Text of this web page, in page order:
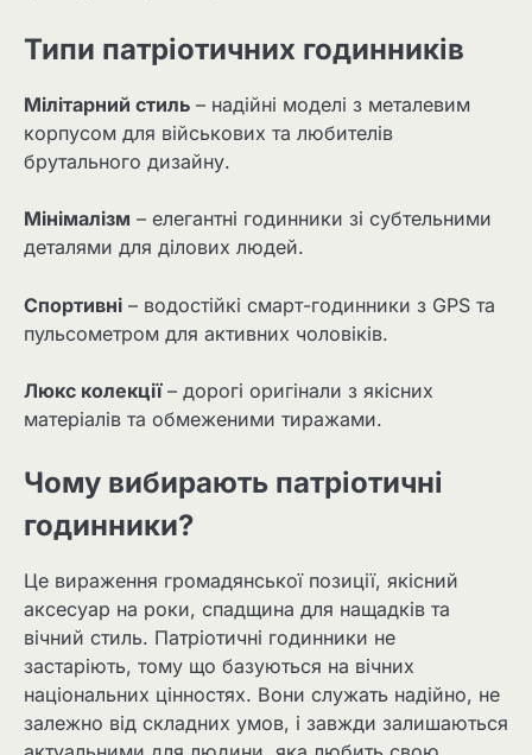
Типи патріотичних годинників
Мілітарний стиль – надійні моделі з металевим
корпусом для військових та любителів
брутального дизайну.
Мінімалізм – елегантні годинники зі субтельними
деталями для ділових людей.
Спортивні – водостійкі смарт-годинники з GPS та
пульсометром для активних чоловіків.
Люкс колекції– дорогі оригінали з якісних
матеріалів та обмеженими тиражами.
Чому вибирають патріотичні
годинники?
Це вираження громадянської позиції, якісний
аксесуар на роки, спадщина для нащадків та
вічний стиль. Патріотичні годинники не
застаріють, тому що базуються на вічних
національних цінностях. Вони служать надійно, не
залежно від складних умов, і завжди залишаються